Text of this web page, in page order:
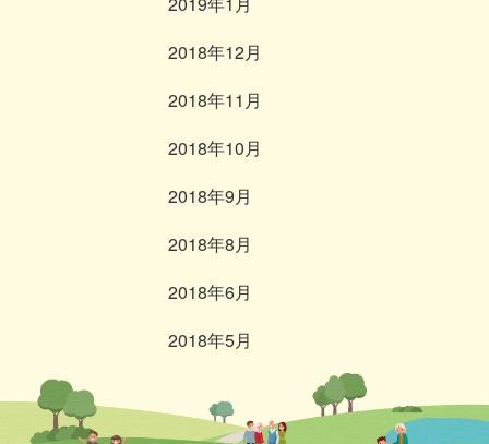
2018年12月
2018年11月
2018年10月
2018年9月
2018年8月
2018年6月
2018年5月